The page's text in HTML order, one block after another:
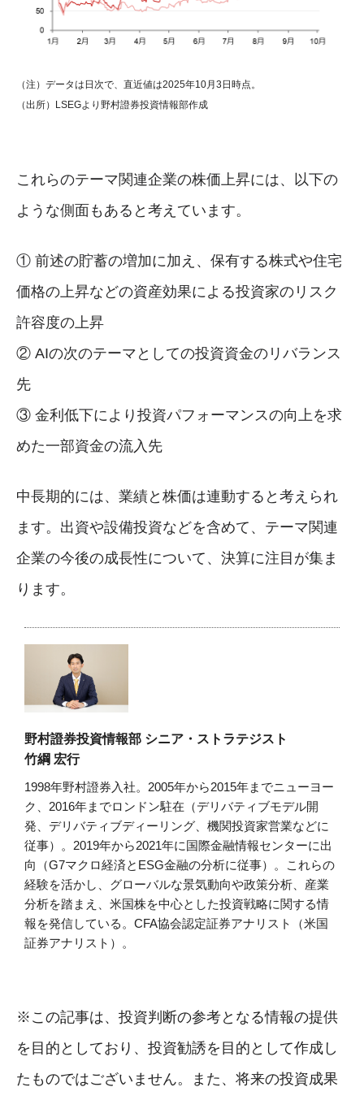
（注）データは日次で、直近値は2025年10月3日時点。
（出所）LSEGより野村證券投資情報部作成
これらのテーマ関連企業の株価上昇には、以下の
ような側面もあると考えています。
① 前述の貯蓄の増加に加え、保有する株式や住宅
価格の上昇などの資産効果による投資家のリスク
許容度の上昇
② AIの次のテーマとしての投資資金のリバランス
先
③ 金利低下により投資パフォーマンスの向上を求
めた一部資金の流入先
中長期的には、業績と株価は連動すると考えられ
ます。出資や設備投資などを含めて、テーマ関連
企業の今後の成長性について、決算に注目が集ま
ります。
野村證券投資情報部 シニア・ストラテジスト
竹綱 宏行
1998年野村證券入社。2005年から2015年までニューヨー
ク、2016年までロンドン駐在（デリバティブモデル開
発、デリバティブディーリング、機関投資家営業などに
従事）。2019年から2021年に国際金融情報センターに出
向（G7マクロ経済とESG金融の分析に従事）。これらの
経験を活かし、グローバルな景気動向や政策分析、産業
分析を踏まえ、米国株を中心とした投資戦略に関する情
報を発信している。CFA協会認定証券アナリスト（米国
証券アナリスト）。
※この記事は、投資判断の参考となる情報の提供
を目的としており、投資勧誘を目的として作成し
たものではございません。また、将来の投資成果